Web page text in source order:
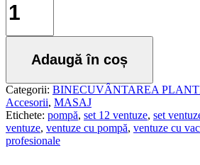
CUPE
TERAPIE
SET
Adaugă în coș
Categorii: BINECUVÂNTAREA
Accesorii, MASAJ
Etichete: pompă, set 12 ventuze, set
ventuze, ventuze cu pompă, ventuze cu
profesionale